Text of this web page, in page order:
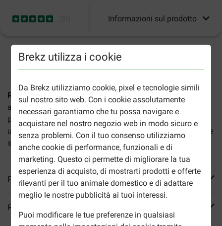
Brekz utilizza i cookie
Da Brekz utilizziamo cookie, pixel e tecnologie simili
sul nostro sito web. Con i cookie assolutamente
necessari garantiamo che tu possa navigare e
acquistare nel nostro negozio web in modo sicuro e
senza problemi. Con il tuo consenso utilizziamo
anche cookie di performance, funzionali e di
marketing. Questo ci permette di migliorare la tua
esperienza di acquisto, di mostrarti prodotti e offerte
rilevanti per il tuo animale domestico e di adattare
meglio le nostre pubblicità ai tuoi interessi.
Puoi modificare le tue preferenze in qualsiasi
Informazioni sul prodotto
2-5gg lavorativi stimati per la consegna salvo altre indicazioni
Royal Canin Adult Jack Russell Terrier cibo per cane
alimento secco specifico per cani di razza Jack Russell a
partire da un'età di 10 mesi. Il Jack Russell Terrier, con
un'aspettativa di vita di 16 anni, ha un bisogno nutrizionale
specifico per rimanere sano e in forma per tutta la vita.
Più informazioni
Reviews